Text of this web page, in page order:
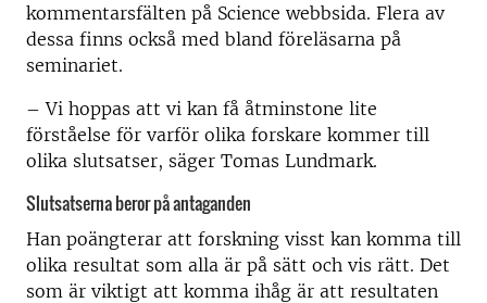
kommentarsfälten på Science webbsida. Flera av
dessa finns också med bland föreläsarna på
seminariet.
– Vi hoppas att vi kan få åtminstone lite
förståelse för varför olika forskare kommer till
olika slutsatser, säger Tomas Lundmark.
Slutsatserna beror på antaganden
Han poängterar att forskning visst kan komma till
olika resultat som alla är på sätt och vis rätt. Det
som är viktigt att komma ihåg är att resultaten